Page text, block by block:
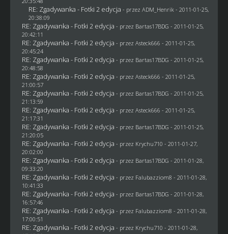
RE: Zgadywanka - Fotki 2 edycja - przez ADM_Henrik - 2011-01-25,
20:38:09
RE: Zgadywanka - Fotki 2 edycja - przez Bartas17BDG - 2011-01-25,
20:42:11
RE: Zgadywanka - Fotki 2 edycja - przez Asteck666 - 2011-01-25,
20:45:24
RE: Zgadywanka - Fotki 2 edycja - przez Bartas17BDG - 2011-01-25,
20:48:58
RE: Zgadywanka - Fotki 2 edycja - przez Asteck666 - 2011-01-25,
21:00:57
RE: Zgadywanka - Fotki 2 edycja - przez Bartas17BDG - 2011-01-25,
21:13:59
RE: Zgadywanka - Fotki 2 edycja - przez Asteck666 - 2011-01-25,
21:17:31
RE: Zgadywanka - Fotki 2 edycja - przez Bartas17BDG - 2011-01-25,
21:20:05
RE: Zgadywanka - Fotki 2 edycja - przez Krychu710 - 2011-01-27,
20:02:00
RE: Zgadywanka - Fotki 2 edycja - przez Bartas17BDG - 2011-01-28,
09:33:20
RE: Zgadywanka - Fotki 2 edycja - przez Falubazziom8 - 2011-01-28,
10:41:33
RE: Zgadywanka - Fotki 2 edycja - przez Bartas17BDG - 2011-01-28,
16:57:46
RE: Zgadywanka - Fotki 2 edycja - przez Falubazziom8 - 2011-01-28,
17:00:51
RE: Zgadywanka - Fotki 2 edycja - przez Krychu710 - 2011-01-28,